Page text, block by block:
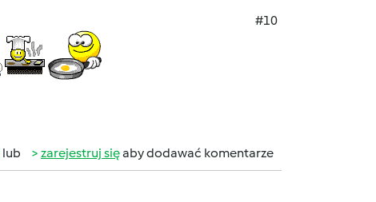
#10
lub zarejestruj sięaby dodawać komentarze